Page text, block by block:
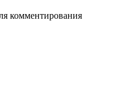
комментирования